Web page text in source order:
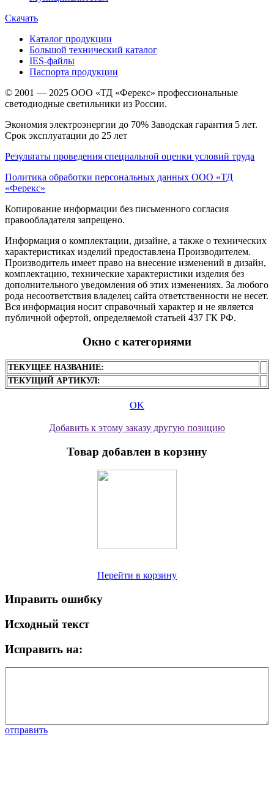
Скачать
Каталог продукции
Большой технический каталог
IES-файлы
Паспорта продукции
© 2001 — 2025 ООО «ТД «Ферекс» профессиональные
светодиодные светильники из России.
Экономия электроэнергии до 70% Заводская гарантия 5 лет.
Срок эксплуатации до 25 лет
Результаты проведения специальной оценки условий труда
Политика обработки персональных данных ООО «ТД
«Ферекс»
Копирование информации без письменного согласия
правообладателя запрещено.
Информация о комплектации, дизайне, а также о технических
характеристиках изделий предоставлена Производителем.
Производитель имеет право на внесение изменений в дизайн,
комплектацию, технические характеристики изделия без
дополнительного уведомления об этих изменениях. За любого
рода несоответствия владелец сайта ответственности не несет.
Вся информация носит справочный характер и не является
публичной офертой, определяемой статьей 437 ГК РФ.
Окно с категориями
ТЕКУЩЕЕ НАЗВАНИЕ:
ТЕКУЩИЙ АРТИКУЛ:
OK
Добавить к этому заказу другую позицию
Товар добавлен в корзину
Перейти в корзину
Иправить ошибку
Исходный текст
Исправить на:
отправить